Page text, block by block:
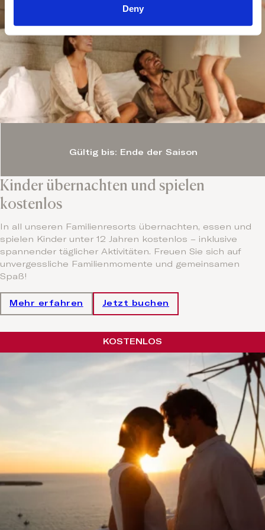
Deny
Kinder übernachten und spielen
kostenlos
In all unseren Familienresorts übernachten, essen und
spielen Kinder unter 12 Jahren kostenlos – inklusive
spannender täglicher Aktivitäten. Freuen Sie sich auf
unvergessliche Familienmomente und gemeinsamen
Spaß!
Mehr erfahren Jetzt buchen
Gültig bis: Ende der Saison
KOSTENLOS